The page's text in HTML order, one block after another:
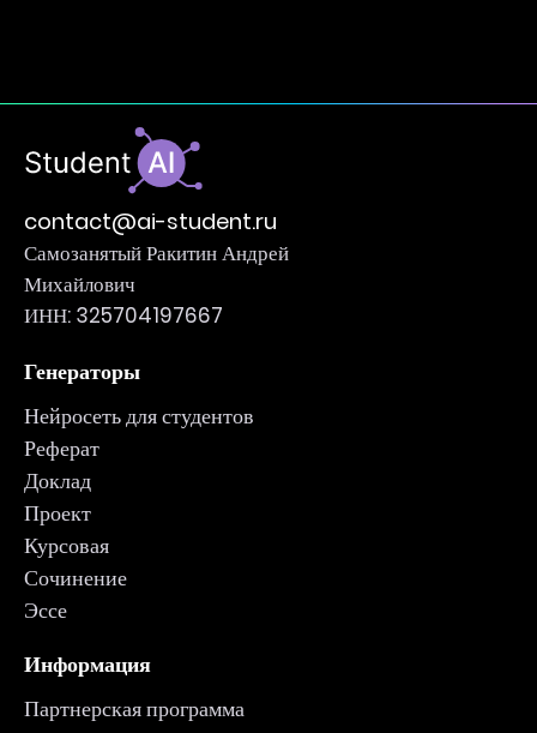
contact@ai-student.ru
Самозанятый Ракитин Андрей
Михайлович
ИНН: 325704197667
Генераторы
Нейросеть для студентов
Реферат
Доклад
Проект
Курсовая
Сочинение
Эссе
Информация
Партнерская программа